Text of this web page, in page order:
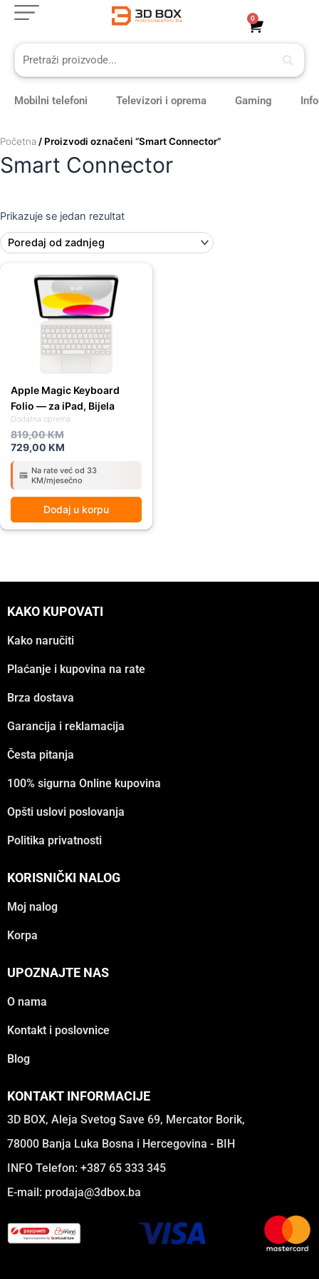
Skip
content
0
Cart
Mobilni telefoni Televizori i oprema Gaming
Početna / Proizvodi označeni “Smart Connector”
Smart Connector
Prikazuje se jedan rezultat
Dodatna oprema
Apple Magic Keyboard
Folio — za iPad, Bijela
819,00KM
price
819,00 KM.
729,00 KM
price
729,00 KM.
Na rate već od 33
KM/mjesečno
Dodaj u korpu
KAKO KUPOVATI
Kako naručiti
Plaćanje i kupovina na rate
Brza dostava
Garancija i reklamacija
Česta pitanja
100% sigurna Online kupovina
Opšti uslovi poslovanja
Politika privatnosti
KORISNIČKI NALOG
Moj nalog
Korpa
UPOZNAJTE NAS
O nama
Kontakt i poslovnice
Blog
KONTAKT INFORMACIJE
3D BOX, Aleja Svetog Save 69, Mercator Borik,
78000 Banja Luka Bosna i Hercegovina - BIH
INFO Telefon: +387 65 333 345
E-mail: prodaja@3dbox.ba